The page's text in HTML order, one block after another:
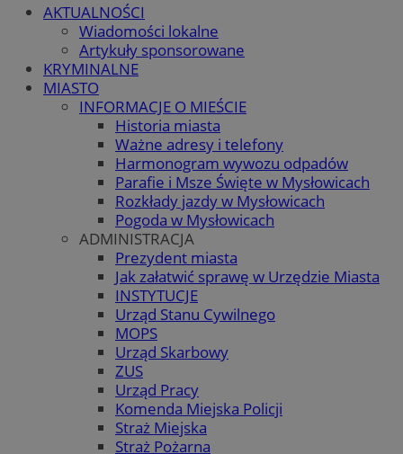
AKTUALNOŚCI
Wiadomości lokalne
Artykuły sponsorowane
KRYMINALNE
MIASTO
INFORMACJE O MIEŚCIE
Historia miasta
Ważne adresy i telefony
Harmonogram wywozu odpadów
Parafie i Msze Święte w Mysłowicach
Rozkłady jazdy w Mysłowicach
Pogoda w Mysłowicach
ADMINISTRACJA
Prezydent miasta
Jak załatwić sprawę w Urzędzie Miasta
INSTYTUCJE
Urząd Stanu Cywilnego
MOPS
Urząd Skarbowy
ZUS
Urząd Pracy
Komenda Miejska Policji
Straż Miejska
Straż Pożarna